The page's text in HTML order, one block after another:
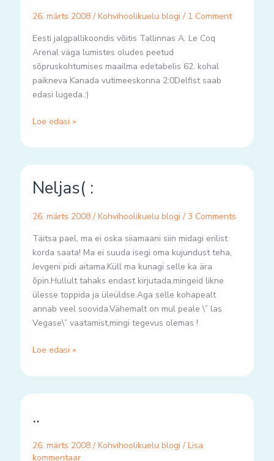
26. märts 2008 / Kohvihoolikuelu blogi / 1 Comment
Eesti jalgpallikoondis võitis Tallinnas A. Le Coq
Arenal väga lumistes oludes peetud
sõpruskohtumises maailma edetabelis 62. kohal
paikneva Kanada vutimeeskonna 2:0Delfist saab
edasi lugeda.:)
:
0
Loe edasi »
Neljas( :
26. märts 2008 / Kohvihoolikuelu blogi / 3 Comments
Täitsa pael, ma ei oska siiamaani siin midagi erilist
korda saata! Ma ei suuda isegi oma kujundust teha,
Jevgeni pidi aitama.Küll ma kunagi selle ka ära
õpin.Hullult tahaks endast kirjutada,mingeid likne
ülesse toppida ja üleüldse.Aga selle kohapealt
annab veel soovida.Vähemalt on mul peale \” las
Vegase\” vaatamist,mingi tegevus olemas !
Loe edasi »
..
26. märts 2008 / Kohvihoolikuelu blogi / Lisa
kommentaar